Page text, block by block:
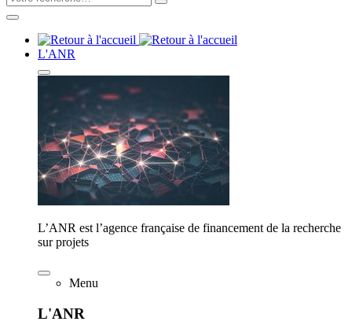
L'ANR
L’ANR est l’agence française de financement de la recherche
sur projets
Menu
L'ANR